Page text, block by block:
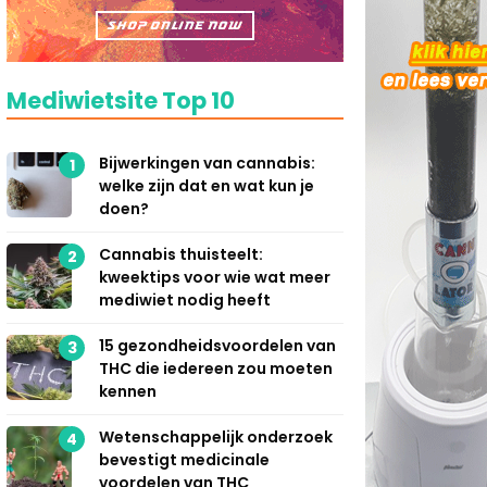
Mediwietsite Top 10
1
Bijwerkingen van cannabis:
welke zijn dat en wat kun je
doen?
2
Cannabis thuisteelt:
kweektips voor wie wat meer
mediwiet nodig heeft
3
15 gezondheidsvoordelen van
THC die iedereen zou moeten
kennen
4
Wetenschappelijk onderzoek
bevestigt medicinale
voordelen van THC